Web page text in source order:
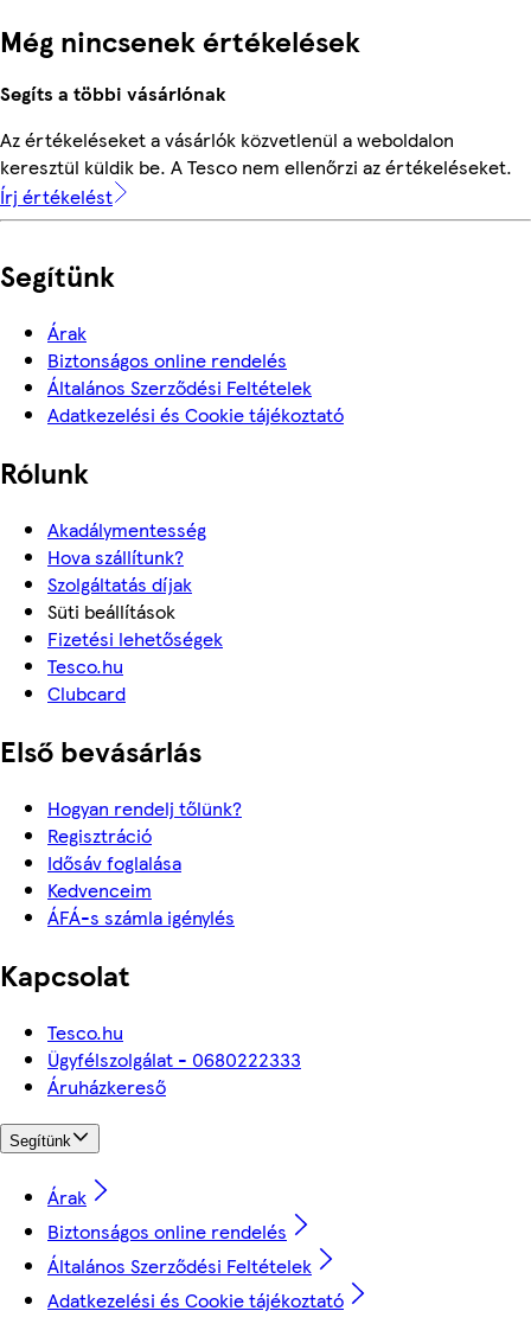
Még nincsenek értékelések
Segíts a többi vásárlónak
Az értékeléseket a vásárlók közvetlenül a weboldalon
keresztül küldik be. A Tesco nem ellenőrzi az értékeléseket.
Írj értékelést
Segítünk
Árak
Biztonságos online rendelés
Általános Szerződési Feltételek
Adatkezelési és Cookie tájékoztató
Rólunk
Akadálymentesség
Hova szállítunk?
Szolgáltatás díjak
Süti beállítások
Fizetési lehetőségek
Tesco.hu
Clubcard
Első bevásárlás
Hogyan rendelj tőlünk?
Regisztráció
Idősáv foglalása
Kedvenceim
ÁFÁ-s számla igénylés
Kapcsolat
Tesco.hu
Ügyfélszolgálat - 0680222333
Áruházkereső
Segítünk
Árak
Biztonságos online rendelés
Általános Szerződési Feltételek
Adatkezelési és Cookie tájékoztató